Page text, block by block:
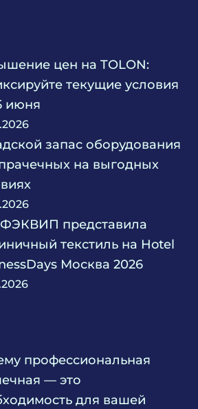
цен на TOLON:
текущие условия
июня
запас оборудования
на выгодных
представила
текстиль на Hotel
Москва 2026
профессиональная
— это
для вашей